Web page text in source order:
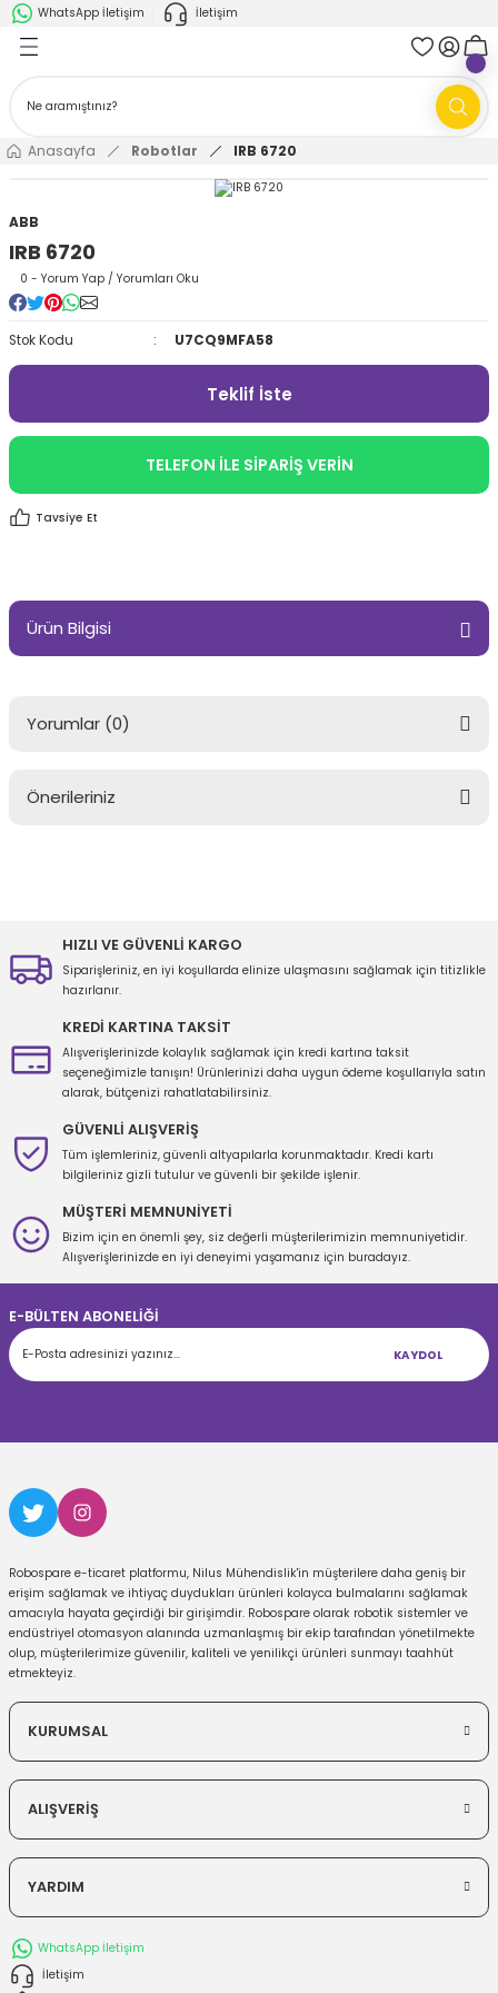
WhatsApp İletişim İletişim
Geri Dön
AMR'ler
Ark Kaynağı Robotları
Scara Robotlar
Ark Kaynağı Robotları
Boya Robotları
Scara Robotlar
Geri Dön
Anasayfa Robotlar IRB 6720
ABB
IRB 6720
0 - Yorum Yap / Yorumları Oku
Stok Kodu U7CQ9MFA58
Teklif İste
TELEFON İLE SİPARİŞ VERİN
Tavsiye Et
Ürün Bilgisi
Yorumlar (0)
Önerileriniz
Ürün resmi kalitesiz, bozuk veya görüntülenemiyor.
Ürün bilgilerinde hatalar bulunuyor.
Ürün fiyatı diğer sitelerden daha pahalı.
Gönder
HIZLI VE GÜVENLİ KARGO
Siparişleriniz, en iyi koşullarda elinize ulaşmasını sağlamak için titizlikle
hazırlanır.
KREDİ KARTINA TAKSİT
Alışverişlerinizde kolaylık sağlamak için kredi kartına taksit
seçeneğimizle tanışın! Ürünlerinizi daha uygun ödeme koşullarıyla satın
alarak, bütçenizi rahatlatabilirsiniz.
GÜVENLİ ALIŞVERİŞ
Tüm işlemleriniz, güvenli altyapılarla korunmaktadır. Kredi kartı
bilgileriniz gizli tutulur ve güvenli bir şekilde işlenir.
MÜŞTERİ MEMNUNİYETİ
Bizim için en önemli şey, siz değerli müşterilerimizin memnuniyetidir.
Alışverişlerinizde en iyi deneyimi yaşamanız için buradayız.
E-BÜLTEN ABONELİĞİ
KAYDOL
Robospare e-ticaret platformu, Nilus Mühendislik'in müşterilere daha geniş bir
erişim sağlamak ve ihtiyaç duydukları ürünleri kolayca bulmalarını sağlamak
amacıyla hayata geçirdiği bir girişimdir. Robospare olarak robotik sistemler ve
endüstriyel otomasyon alanında uzmanlaşmış bir ekip tarafından yönetilmekte
olup, müşterilerimize güvenilir, kaliteli ve yenilikçi ürünleri sunmayı taahhüt
etmekteyiz.
KURUMSAL
ALIŞVERİŞ
YARDIM
WhatsApp İletişim
İletişim